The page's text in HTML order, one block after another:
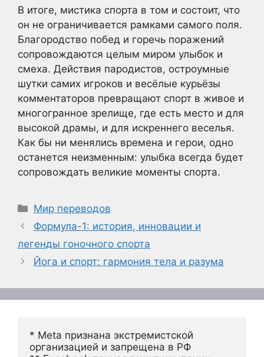
В итоге, мистика спорта в том и состоит, что
он не ограничивается рамками самого поля.
Благородство побед и горечь поражений
сопровождаются целым миром улыбок и
смеха. Действия пародистов, остроумные
шутки самих игроков и весёлые курьёзы
комментаторов превращают спорт в живое и
многогранное зрелище, где есть место и для
высокой драмы, и для искреннего веселья.
Как бы ни менялись времена и герои, одно
останется неизменным: улыбка всегда будет
сопровождать великие моменты спорта.
Рубрики
Мир переводов
Формула-1: история, инновации и
легенды гоночного спорта
Йога и спорт: гармония тела и разума
* Meta признана экстремистской
организацией и запрещена в РФ